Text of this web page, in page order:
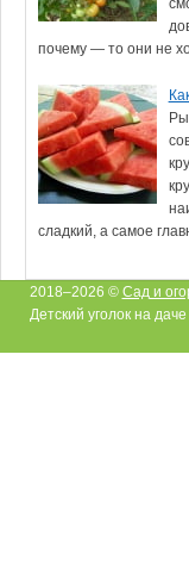
почему — то они не
сладкий, а самое
2018–2026 © Сад и
Детский уголок на